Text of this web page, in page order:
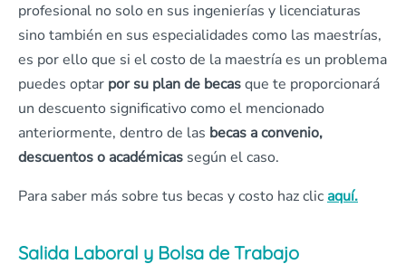
profesional no solo en sus ingenierías y licenciaturas
sino también en sus especialidades como las maestrías,
es por ello que si el costo de la maestría es un problema
puedes optar por su plan de becasque te proporcionará
un descuento significativo como el mencionado
anteriormente, dentro de las becas a convenio,
descuentos o académicas según el caso.
Para saber más sobre tus becas y costo haz clicaquí.
Salida Laboral y Bolsa de Trabajo